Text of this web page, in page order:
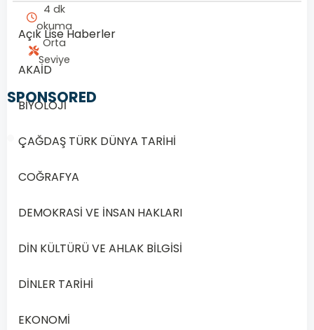
4 dk
okuma
Orta
Seviye
SPONSORED
ve
elementleri
Açık Lise Haberler
AKAİD
BİYOLOJİ
ÇAĞDAŞ TÜRK DÜNYA TARİHİ
COĞRAFYA
DEMOKRASİ VE İNSAN HAKLARI
DİN KÜLTÜRÜ VE AHLAK BİLGİSİ
DİNLER TARİHİ
EKONOMİ